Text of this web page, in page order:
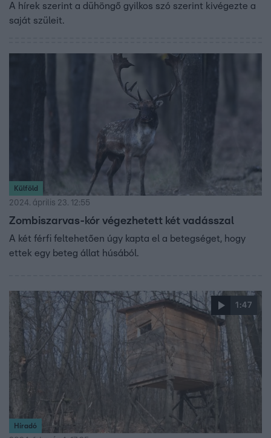
A hírek szerint a dühöngő gyilkos szó szerint kivégezte a
saját szüleit.
Külföld
2024. április 23. 12:55
Zombiszarvas-kór végezhetett két vadásszal
A két férfi feltehetően úgy kapta el a betegséget, hogy
ettek egy beteg állat húsából.
1:47
Híradó